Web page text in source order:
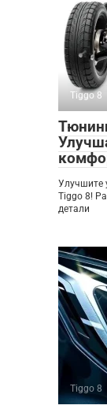
Tiggo 8
Улучшите
Tiggo 8!
детали
Tiggo 8